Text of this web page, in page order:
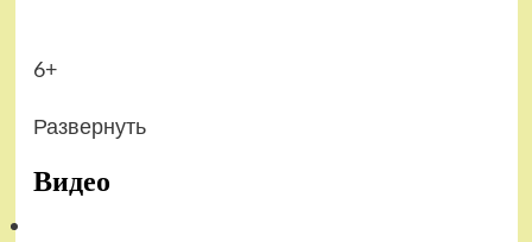
6+
Развернуть
Видео